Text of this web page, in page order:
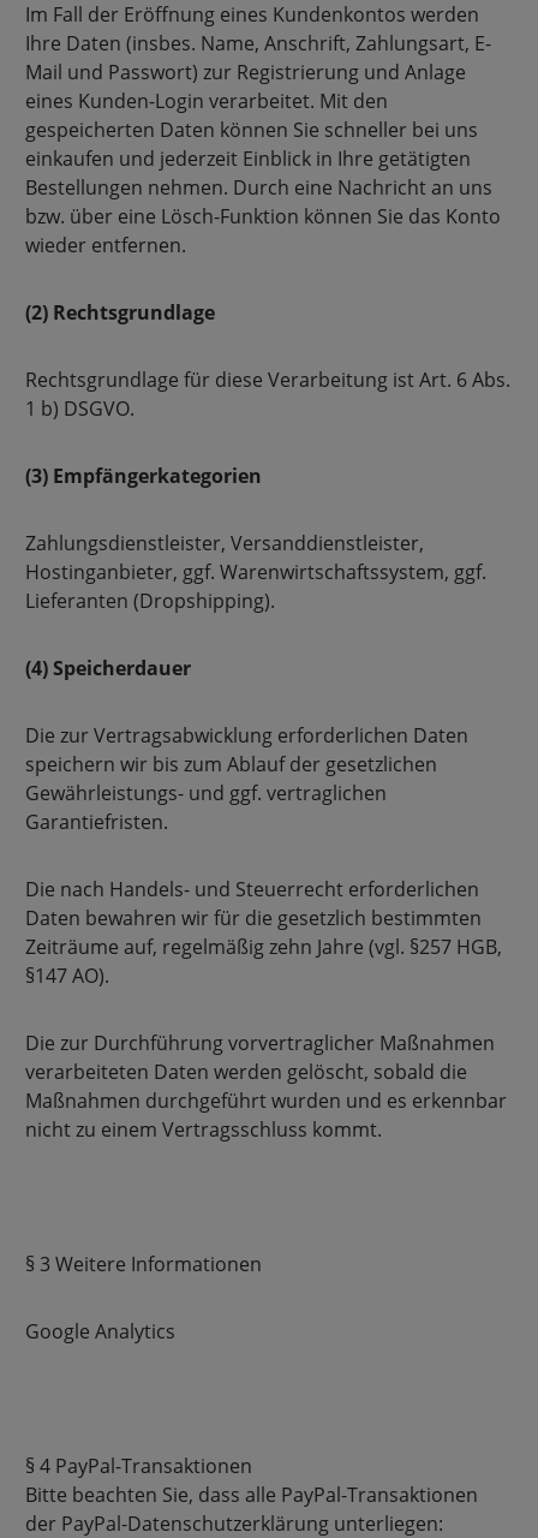
Im Fall der Eröffnung eines Kundenkontos werden
Ihre Daten (insbes. Name, Anschrift, Zahlungsart, E-
Mail und Passwort) zur Registrierung und Anlage
eines Kunden-Login verarbeitet. Mit den
gespeicherten Daten können Sie schneller bei uns
einkaufen und jederzeit Einblick in Ihre getätigten
Bestellungen nehmen. Durch eine Nachricht an uns
bzw. über eine Lösch-Funktion können Sie das Konto
wieder entfernen.
(2) Rechtsgrundlage
Rechtsgrundlage für diese Verarbeitung ist Art. 6 Abs.
1 b) DSGVO.
(3) Empfängerkategorien
Zahlungsdienstleister, Versanddienstleister,
Hostinganbieter, ggf. Warenwirtschaftssystem, ggf.
Lieferanten (Dropshipping).
(4) Speicherdauer
Die zur Vertragsabwicklung erforderlichen Daten
speichern wir bis zum Ablauf der gesetzlichen
Gewährleistungs- und ggf. vertraglichen
Garantiefristen.
Die nach Handels- und Steuerrecht erforderlichen
Daten bewahren wir für die gesetzlich bestimmten
Zeiträume auf, regelmäßig zehn Jahre (vgl. §257 HGB,
§147 AO).
Die zur Durchführung vorvertraglicher Maßnahmen
verarbeiteten Daten werden gelöscht, sobald die
Maßnahmen durchgeführt wurden und es erkennbar
nicht zu einem Vertragsschluss kommt.
§ 3 Weitere Informationen
Google Analytics
§ 4 PayPal-Transaktionen
Bitte beachten Sie, dass alle PayPal-Transaktionen
der PayPal-Datenschutzerklärung unterliegen: